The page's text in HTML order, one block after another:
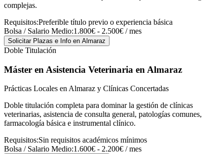
complejas.
Requisitos:Preferible título previo o experiencia básica
Bolsa / Salario Medio:1.800€ - 2.500€ / mes
Solicitar Plazas e Info en Almaraz
Doble Titulación
Máster en Asistencia Veterinaria en Almaraz
Prácticas Locales en Almaraz y Clínicas Concertadas
Doble titulación completa para dominar la gestión de clínicas
veterinarias, asistencia de consulta general, patologías comunes,
farmacología básica e instrumental clínico.
Requisitos:Sin requisitos académicos mínimos
Bolsa / Salario Medio:1.600€ - 2.200€ / mes